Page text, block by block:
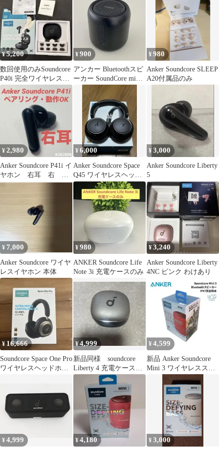
¥5,200
数回使用のみSoundcore
P40i 完全ワイヤレスイ
ヤホン 本体
¥900
アンカー Bluetoothスピ
ーカー SoundCore mini
ジャンク品
¥980
Anker Soundcore SLEEP
A20付属品のみ
¥2,980
Anker Soundcore P41i イ
ヤホン 右耳 右 ペ
アリング動作OK
¥6,000
Anker Soundcore Space
Q45 ワイヤレスヘッド
ホン 本体
¥3,000
Anker Soundcore Liberty
5
¥ 7,000
Anker Soundcore ワイヤ
レスイヤホン 本体
¥980
ANKER Soundcore Life
Note 3i 充電ケースのみ
¥3,240
Anker Soundcore Liberty
4NC ピンク わけあり
¥ 16,666
Soundcore Space One Pro
ワイヤレスヘッドホン
¥4,999
新品同様 soundcore
Liberty 4 充電ケースの
み
¥ 4,599
新品 Anker Soundcore
Mini 3 ワイヤレススピ
¥4,999 ¥4,180 ¥3,000